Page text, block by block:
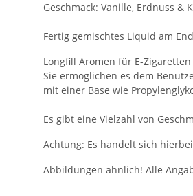
Geschmack: Vanille, Erdnuss &
Fertig gemischtes Liquid am
Longfill Aromen für E-
Sie ermöglichen es dem
mit einer Base wie
Es gibt eine Vielzahl von
Achtung: Es handelt sich
Abbildungen ähnlich! Alle